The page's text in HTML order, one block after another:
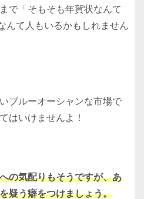
で「そもそも年賀状なんて
んて人もいるかもしれません
ブルーオーシャンな市場で
はいけませんよ！
の気配りもそうですが、あ
疑う癖をつけましょう。